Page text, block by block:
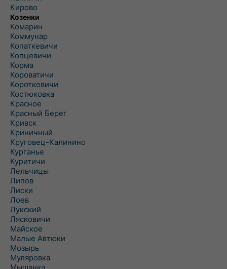
Кирово
Козенки
Комарин
Коммунар
Копаткевичи
Копцевичи
Корма
Короватичи
Коротковичи
Костюковка
Красное
Красный Берег
Кривск
Криничный
Круговец-Калинино
Курганье
Куритичи
Лельчицы
Липов
Лиски
Лоев
Лукский
Лясковичи
Майское
Малые Автюки
Мозырь
Муляровка